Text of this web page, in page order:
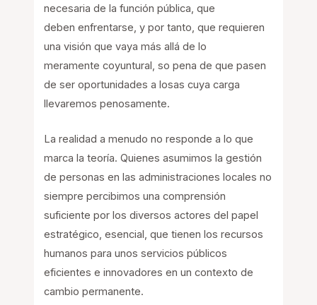
necesaria de la función pública, que
deben enfrentarse, y por tanto, que requieren
una visión que vaya más allá de lo
meramente coyuntural, so pena de que pasen
de ser oportunidades a losas cuya carga
llevaremos penosamente.
La realidad a menudo no responde a lo que
marca la teoría. Quienes asumimos la gestión
de personas en las administraciones locales no
siempre percibimos una comprensión
suficiente por los diversos actores del papel
estratégico, esencial, que tienen los recursos
humanos para unos servicios públicos
eficientes e innovadores en un contexto de
cambio permanente.